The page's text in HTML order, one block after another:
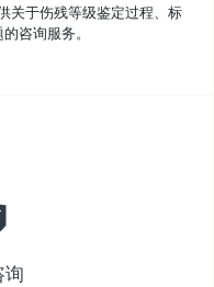
关于伤残等级鉴定过程、标
咨询服务。
询